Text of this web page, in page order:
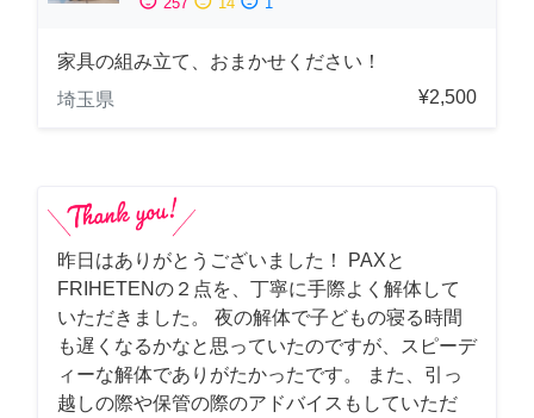
家具の組み立て、おまかせください！
埼玉県
¥2,500
昨日はありがとうございました！ PAXと
FRIHETENの２点を、丁寧に手際よく解体して
いただきました。 夜の解体で子どもの寝る時間
も遅くなるかなと思っていたのですが、スピーデ
ィーな解体でありがたかったです。 また、引っ
越しの際や保管の際のアドバイスもしていただ